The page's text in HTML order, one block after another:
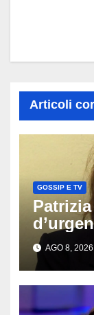
Articoli
GOSSIP E TV
Lady
AGO 8, 2026